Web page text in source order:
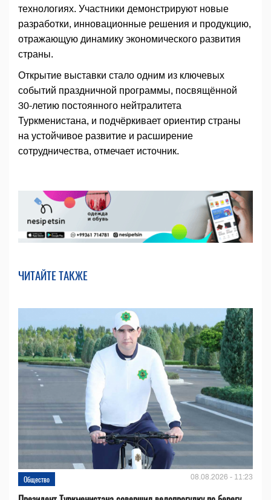
технологиях. Участники демонстрируют новые
разработки, инновационные решения и продукцию,
отражающую динамику экономического развития
страны.
Открытие выставки стало одним из ключевых
событий праздничной программы, посвящённой
30-летию постоянного нейтралитета
Туркменистана, и подчёркивает ориентир страны
на устойчивое развитие и расширение
сотрудничества, отмечает источник.
ЧИТАЙТЕ ТАКЖЕ
Общество 08.08.2026 - 11:23